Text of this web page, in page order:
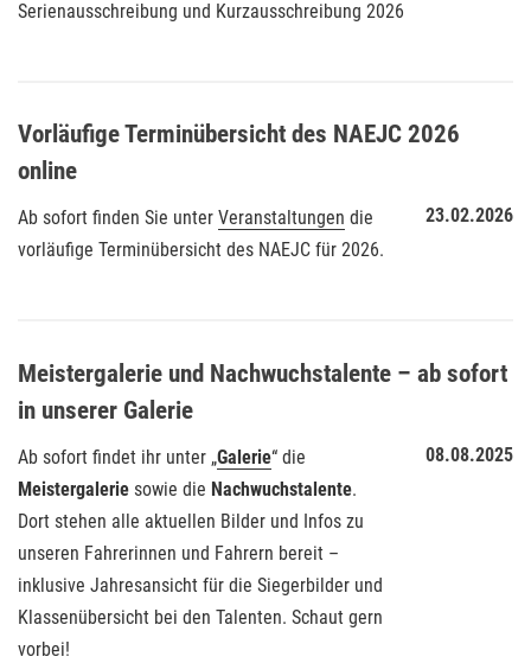
Serienausschreibung und Kurzausschreibung 2026
Vorläufige Terminübersicht des NAEJC 2026
online
Ab sofort finden Sie unter Veranstaltungen die
vorläufige Terminübersicht des NAEJC für 2026.
23.02.2026
Meistergalerie und Nachwuchstalente – ab sofort
in unserer Galerie
Ab sofort findet ihr unter „Galerie“ die
Meistergalerie sowie die Nachwuchstalente.
Dort stehen alle aktuellen Bilder und Infos zu
unseren Fahrerinnen und Fahrern bereit –
inklusive Jahresansicht für die Siegerbilder und
Klassenübersicht bei den Talenten. Schaut gern
vorbei!
08.08.2025